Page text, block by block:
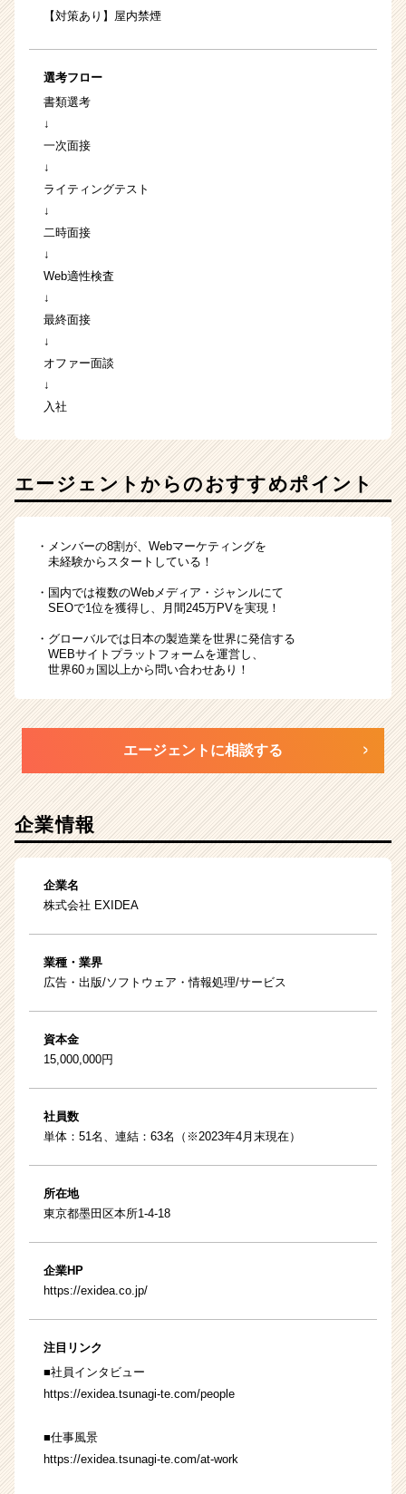
【対策あり】屋内禁煙
選考フロー
書類選考
↓
一次面接
↓
ライティングテスト
↓
二時面接
↓
Web適性検査
↓
最終面接
↓
オファー面談
↓
入社
エージェントからのおすすめポイント
・メンバーの8割が、Webマーケティングを
未経験からスタートしている！
・国内では複数のWebメディア・ジャンルにて
SEOで1位を獲得し、月間245万PVを実現！
・グローバルでは日本の製造業を世界に発信する
WEBサイトプラットフォームを運営し、
世界60ヵ国以上から問い合わせあり！
エージェントに相談する
企業情報
企業名
株式会社 EXIDEA
業種・業界
広告・出版/ソフトウェア・情報処理/サービス
資本金
15,000,000円
社員数
単体：51名、連結：63名（※2023年4月末現在）
所在地
東京都墨田区本所1-4-18
企業HP
https://exidea.co.jp/
注目リンク
■社員インタビュー
https://exidea.tsunagi-te.com/people
■仕事風景
https://exidea.tsunagi-te.com/at-work